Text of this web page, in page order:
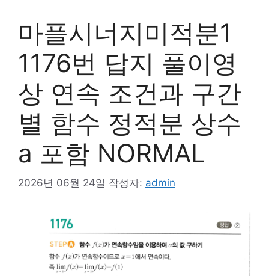
마플시너지미적분1
1176번 답지 풀이영
상 연속 조건과 구간
별 함수 정적분 상수
a 포함 NORMAL
2026년 06월 24일 작성자: admin